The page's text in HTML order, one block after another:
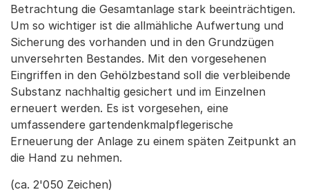
Betrachtung die Gesamtanlage stark beeinträchtigen.
Um so wichtiger ist die allmähliche Aufwertung und
Sicherung des vorhanden und in den Grundzügen
unversehrten Bestandes. Mit den vorgesehenen
Eingriffen in den Gehölzbestand soll die verbleibende
Substanz nachhaltig gesichert und im Einzelnen
erneuert werden. Es ist vorgesehen, eine
umfassendere gartendenkmalpflegerische
Erneuerung der Anlage zu einem späten Zeitpunkt an
die Hand zu nehmen.
(ca. 2'050 Zeichen)